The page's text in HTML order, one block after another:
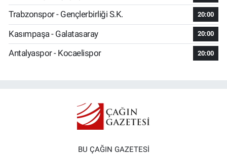
Trabzonspor - Gençlerbirliği S.K. 20:00
Kasımpaşa - Galatasaray 20:00
Antalyaspor - Kocaelispor 20:00
BU ÇAĞIN GAZETESİ